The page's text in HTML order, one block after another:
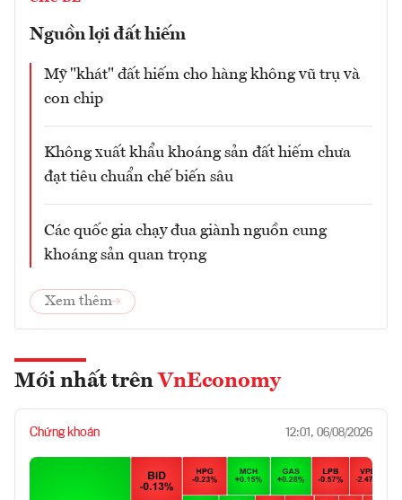
Nguồn lợi đất hiếm
Mỹ "khát" đất hiếm cho hàng không vũ trụ và
con chip
Không xuất khẩu khoáng sản đất hiếm chưa
đạt tiêu chuẩn chế biến sâu
Các quốc gia chạy đua giành nguồn cung
khoáng sản quan trọng
Xem thêm
Mới nhất trên VnEconomy
Chứng khoán 12:01, 06/08/2026